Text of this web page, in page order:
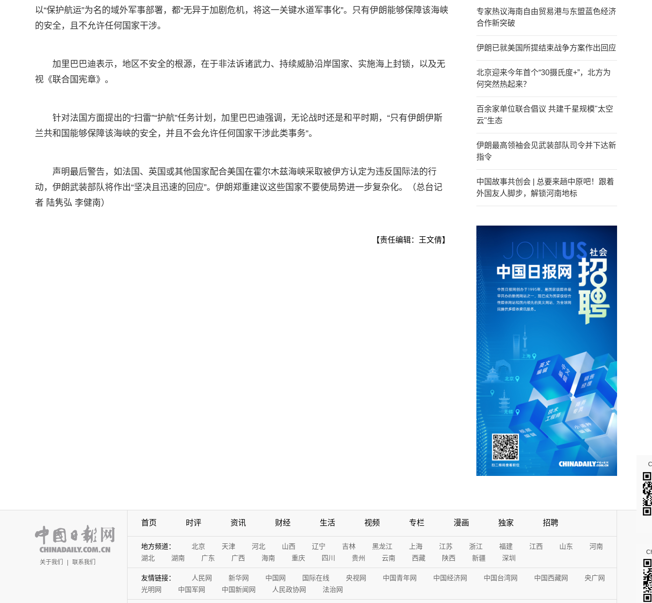
以“保护航运”为名的域外军事部署，都“无异于加剧危机，将这一关键水道军事化”。只有伊朗能够保障该海峡
的安全，且不允许任何国家干涉。
加里巴巴迪表示，地区不安全的根源，在于非法诉诸武力、持续威胁沿岸国家、实施海上封锁，以及无
视《联合国宪章》。
针对法国方面提出的“扫雷”“护航”任务计划，加里巴巴迪强调，无论战时还是和平时期，“只有伊朗伊斯
兰共和国能够保障该海峡的安全，并且不会允许任何国家干涉此类事务”。
声明最后警告，如法国、英国或其他国家配合美国在霍尔木兹海峡采取被伊方认定为违反国际法的行
动，伊朗武装部队将作出“坚决且迅速的回应”。伊朗郑重建议这些国家不要使局势进一步复杂化。（总台记
者 陆隽弘 李健南）
【责任编辑：王文倩】
专家热议海南自由贸易港与东盟蓝色经济
合作新突破
伊朗已就美国所提结束战争方案作出回应
北京迎来今年首个“30摄氏度+”，北方为
何突然热起来？
百余家单位联合倡议 共建千星规模"太空
云"生态
伊朗最高领袖会见武装部队司令并下达新
指令
中国故事共创会 | 总要来趟中原吧！跟着
外国友人脚步，解锁河南地标
关于我们 | 联系我们
首页 时评 资讯 财经 生活 视频 专栏 漫画 独家 招聘
地方频道： 北京 天津 河北 山西 辽宁 吉林 黑龙江 上海 江苏 浙江 福建 江西 山东
河南
湖北
湖南 广东 广西 海南 重庆 四川 贵州 云南 西藏 陕西 新疆 深圳
友情链接： 人民网 新华网 中国网 国际在线 央视网 中国青年网 中国经济网 中国台湾网 中国西藏网
央广网
光明网
中国军网 中国新闻网 人民政协网 法治网